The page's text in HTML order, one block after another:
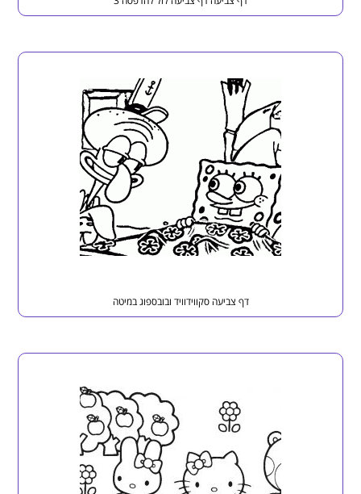
דף צביעה סקווידוויד ובובספוג במיטה